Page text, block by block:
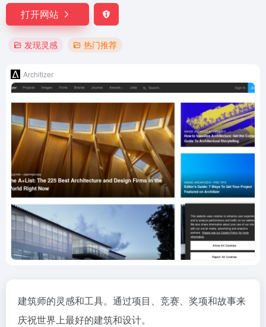
打开网站
发现灵感 热门推荐
Architizer
建筑师的灵感和工具。通过项目、竞赛、奖项和故事来
庆祝世界上最好的建筑和设计。